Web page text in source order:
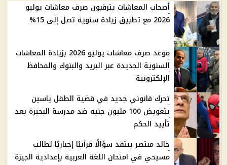
أصحاب المعاشات يترقبون صرف معاشات يوليو
2026 مع تطبيق زيادة سنوية تصل إلى 15%
موعد صرف معاشات يوليو 2026 بزيادة المعاشات
السنوية الجديدة عبر البريد والبنوك والمحافظ
الإلكترونية
تحرك قانوني جديد في قضية الطفل ياسين
بتعويض 100 مليون جنيه ضد مدرسة البحيرة بعد
تأييد الحكم
خالد منتصر ينتقد سؤالًا قرآنيًا إجباريًا لطالب
مسيحي في امتحان اللغة العربية بإعدادية الجيزة